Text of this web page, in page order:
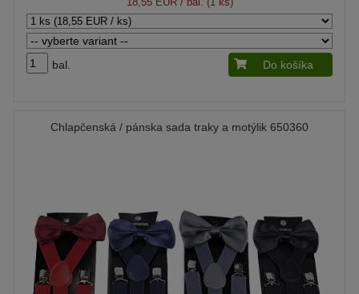
bal. Do košíka
Chlapčenská / pánska sada traky a motýlik 650360